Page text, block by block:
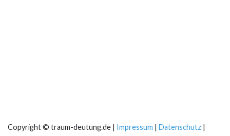
Copyright © traum-deutung.de | Impressum | Datenschutz |